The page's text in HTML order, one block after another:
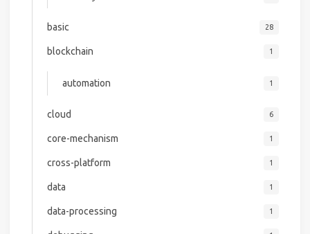
basic 28
blockchain 1
automation 1
cloud 6
core-mechanism 1
cross-platform 1
data 1
data-processing 1